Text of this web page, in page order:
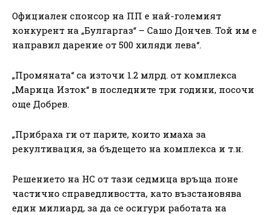
Официален спонсор на ПП е най-големият
конкурент на „Булгаргаз“ – Сашо Дончев. Той им е
направил дарение от 500 хиляди лева“.
„Промяната“ са източи 1.2 млрд. от комплекса
„Марица Изток“ в последните три години, посочи
още Добрев.
„Прибраха ги от парите, които имаха за
рекултивация, за бъдещето на комплекса и т.н.
Решението на НС от тази седмица връща поне
частично справедливостта, като възстановява
един милиард, за да се осигури работата на